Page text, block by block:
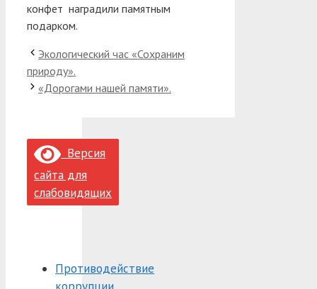
конфет наградили памятным
подарком.
Экологический час «Сохраним
природу».
«Дорогами нашей памяти».
Версия
сайта для
слабовидящих
Противодействие